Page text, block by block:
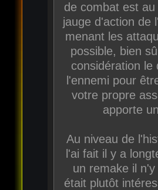
de combat est
jauge d'action de
menant les
possible, bien
considération le
l'ennemi pour
votre propre
apporte
Au niveau de
l'ai fait il y a
un remake il
était plutôt